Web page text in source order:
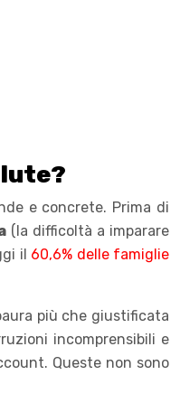
e concrete. Prima di
(la difficoltà a imparare
il 60,6% delle famiglie
più che giustificata
incomprensibili e
Queste non sono